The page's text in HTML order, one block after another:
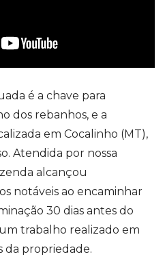
é a chave para
dos rebanhos, e a
em Cocalinho (MT),
Atendida por nossa
alcançou
notáveis ao encaminhar
30 dias antes do
trabalho realizado em
da propriedade.